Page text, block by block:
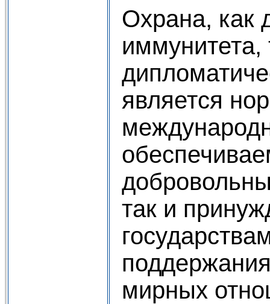
Охрана, как
иммунитета,
является
так и
мирных